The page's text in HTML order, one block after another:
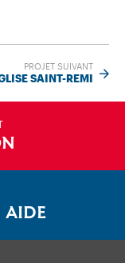
PROJET SUIVANT
SAINT-REMI
AIDE